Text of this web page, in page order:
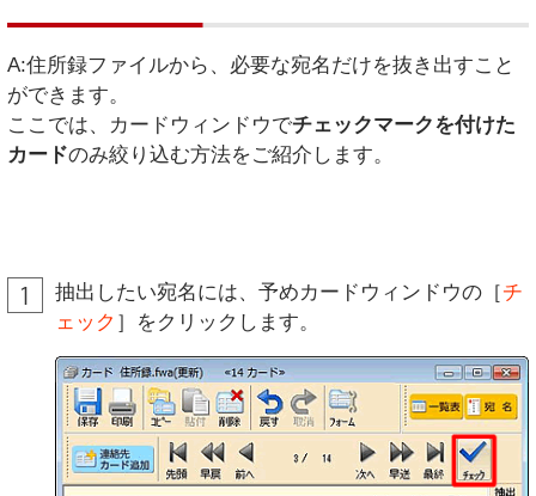
A:住所録ファイルから、必要な宛名だけを抜き出すこと
ができます。
ここでは、カードウィンドウでチェックマークを付けた
カードのみ絞り込む方法をご紹介します。
抽出したい宛名には、予めカードウィンドウの［チ
ェック ］をクリックします。